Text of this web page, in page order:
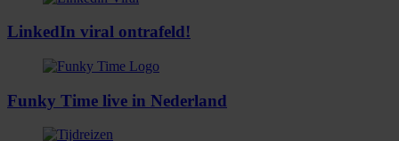
LinkedIn viral ontrafeld!
Funky Time live in Nederland